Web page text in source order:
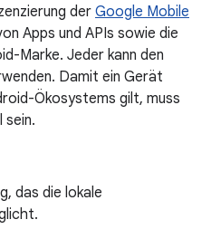
der Google Mobile
Apps und APIs sowie die
Marke. Jeder kann den
Damit ein Gerät
Ökosystems gilt, muss
sein.
das die lokale